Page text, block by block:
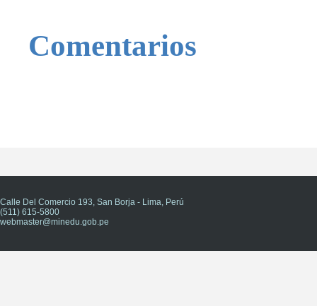
Comentarios
Calle Del Comercio 193, San Borja - Lima, Perú
(511) 615-5800
webmaster@minedu.gob.pe